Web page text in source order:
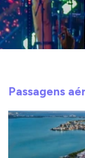
Passagens